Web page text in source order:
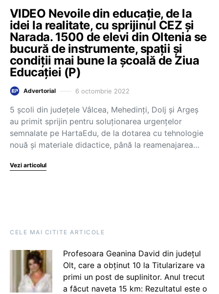
VIDEO Nevoile din educație, de la
idei la realitate, cu sprijinul CEZ și
Narada. 1500 de elevi din Oltenia se
bucură de instrumente, spații și
condiții mai bune la școală de Ziua
Educației (P)
Advertorial 6 octombrie 2022
5 școli din județele Vâlcea, Mehedinți, Dolj și Argeș
au primit sprijin pentru soluționarea urgențelor
semnalate pe HartaEdu, de la dotarea cu tehnologie
nouă și materiale didactice, până la reamenajarea…
Vezi articolul
CELE MAI CITITE ARTICOLE
Profesoara Geanina David din județul
Olt, care a obținut 10 la Titularizare va
primi un post de suplinitor. Anul trecut
a făcut naveta 15 km: Rezultatul este o